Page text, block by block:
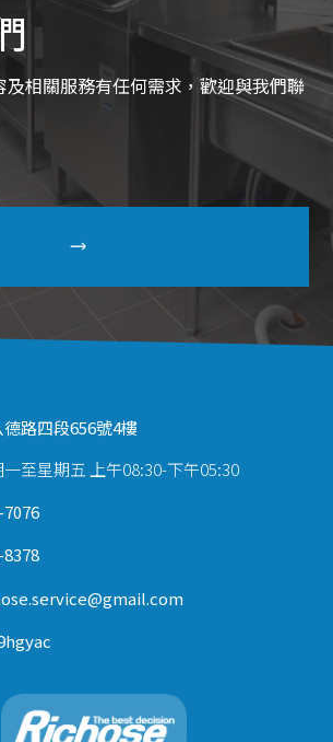
及相關服務有任何需求，歡迎與我們聯
路四段656號4樓
一至星期五 上午08:30-下午05:30